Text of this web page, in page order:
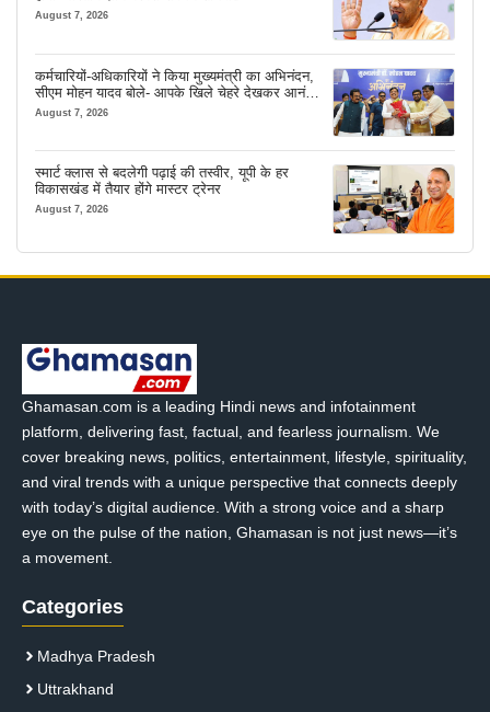
August 7, 2026
कर्मचारियों-अधिकारियों ने किया मुख्यमंत्री का अभिनंदन,
सीएम मोहन यादव बोले- आपके खिले चेहरे देखकर आनंद
आता है
August 7, 2026
स्मार्ट क्लास से बदलेगी पढ़ाई की तस्वीर, यूपी के हर
विकासखंड में तैयार होंगे मास्टर ट्रेनर
August 7, 2026
Ghamasan.com is a leading Hindi news and infotainment
platform, delivering fast, factual, and fearless journalism. We
cover breaking news, politics, entertainment, lifestyle, spirituality,
and viral trends with a unique perspective that connects deeply
with today’s digital audience. With a strong voice and a sharp
eye on the pulse of the nation, Ghamasan is not just news—it’s
a movement.
Categories
Madhya Pradesh
Uttrakhand